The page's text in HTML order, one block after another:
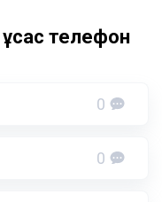
телефон
0
0